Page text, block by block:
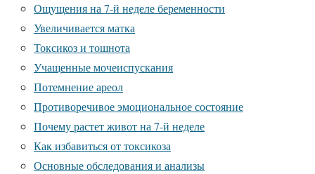
Ощущения на 7-й неделе беременности
Увеличивается матка
Токсикоз и тошнота
Учащенные мочеиспускания
Потемнение ареол
Противоречивое эмоциональное состояние
Почему растет живот на 7-й неделе
Как избавиться от токсикоза
Основные обследования и анализы